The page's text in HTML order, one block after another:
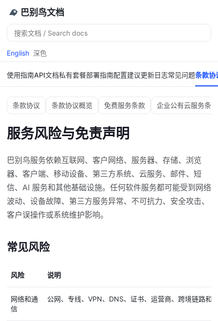
巴别鸟文档
搜
索
English 深色
使用指南API文档私有套餐部署指南配置建议更新日志常见问题条款协
条款协议 条款协议概览 免费服务条款 企业公有云服务条款
服务风险与免责声明
巴别鸟服务依赖互联网、客户网络、服务器、存储、浏览
器、客户端、移动设备、第三方系统、云服务、邮件、短
信、AI 服务和其他基础设施。任何软件服务都可能受到网络
波动、设备故障、第三方服务异常、不可抗力、安全攻击、
客户误操作或系统维护影响。
常见风险
风险 说明
网络和通
信
公网、专线、VPN、DNS、证书、运营商、跨境链路和